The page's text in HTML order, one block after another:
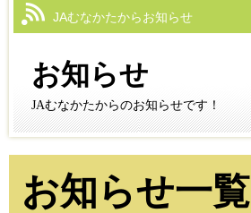
JAむなかたからお知らせ
お知らせ
JAむなかたからのお知らせです！
お知らせ一覧